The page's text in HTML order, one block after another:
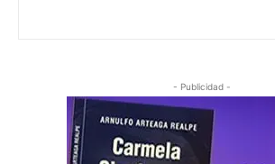
- Publicidad -